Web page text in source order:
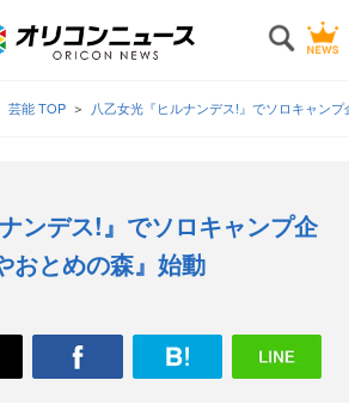
芸能 TOP 八乙女光『ヒルナンデス!』でソロキャン
ンデス!』でソロキャンプ企
おとめの森』始動